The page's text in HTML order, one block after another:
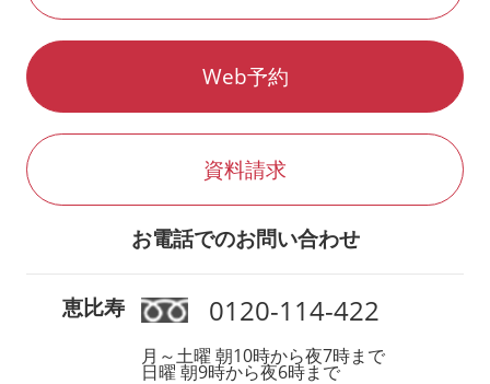
Web予約
資料請求
お電話でのお問い合わせ
恵比寿 0120-114-422
月～土曜 朝10時から夜7時まで
日曜 朝9時から夜6時まで